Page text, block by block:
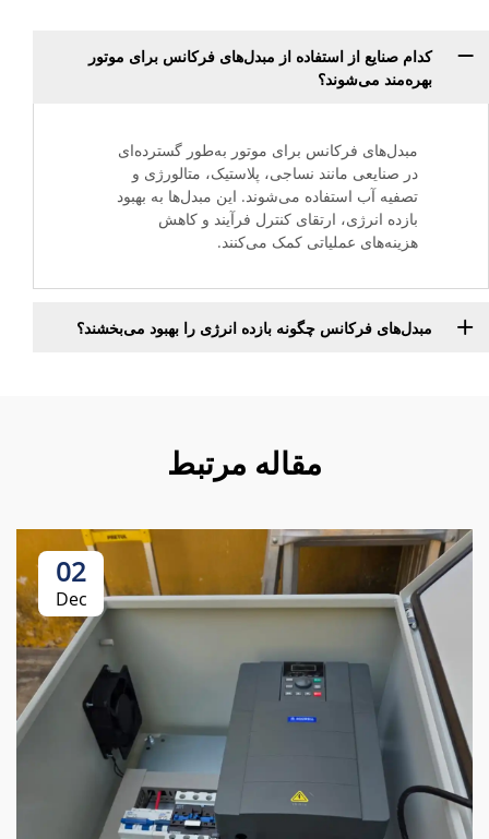
کدام صنایع از استفاده از مبدل‌های فرکانس برای موتور
بهره‌مند می‌شوند؟
مبدل‌های فرکانس برای موتور به‌طور گسترده‌ای
در صنایعی مانند نساجی، پلاستیک، متالورژی و
تصفیه آب استفاده می‌شوند. این مبدل‌ها به بهبود
بازده انرژی، ارتقای کنترل فرآیند و کاهش
هزینه‌های عملیاتی کمک می‌کنند.
مبدل‌های فرکانس چگونه بازده انرژی را بهبود می‌بخشند؟
مقاله مرتبط
02
Dec